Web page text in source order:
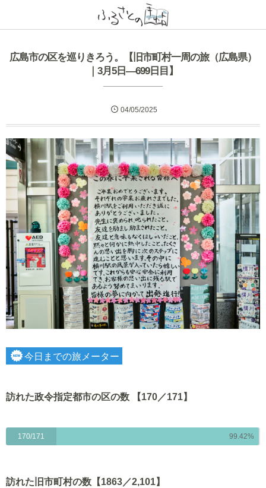
広島市の区を巡りきろう。【旧市町村一周の旅（広島県）
｜3月5日―699日目】
04/05/2025
今日までの旅メーター
訪れた政令指定都市の区の数 【170／171】
170/171 99.42%
訪れた旧市町村の数【1863／2,101】